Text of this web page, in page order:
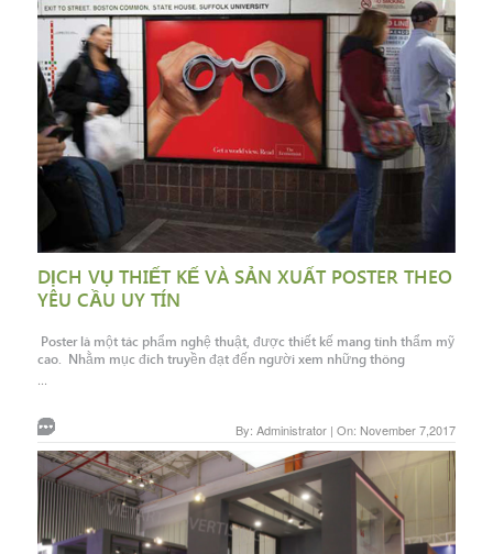
DỊCH VỤ THIẾT KẾ VÀ SẢN XUẤT POSTER THEO
YÊU CẦU UY TÍN
Poster là một tác phẩm nghệ thuật, được thiết kế mang tính thẩm mỹ
cao. Nhằm mục đích truyền đạt đến người xem những thông
By: Administrator | On: November 7,2017